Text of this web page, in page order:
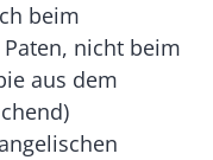
beim
nicht beim
aus dem